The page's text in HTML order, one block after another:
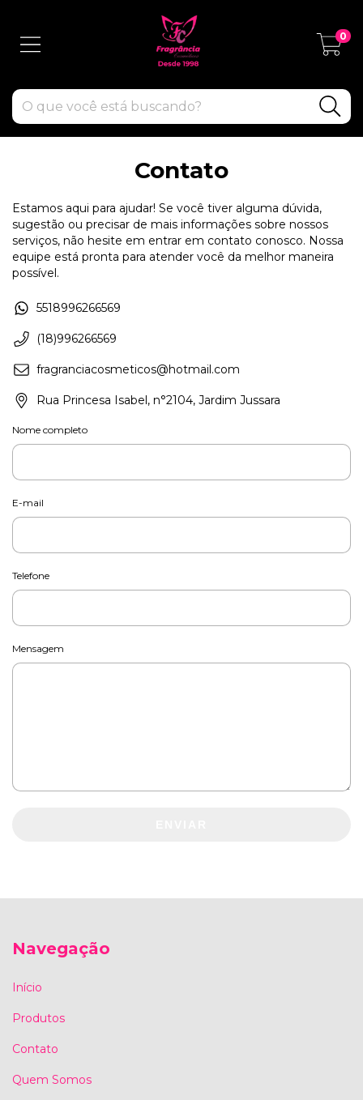
0
Contato
Estamos aqui para ajudar! Se você tiver alguma dúvida,
sugestão ou precisar de mais informações sobre nossos
serviços, não hesite em entrar em contato conosco. Nossa
equipe está pronta para atender você da melhor maneira
possível.
5518996266569
(18)996266569
fragranciacosmeticos@hotmail.com
Rua Princesa Isabel, n°2104, Jardim Jussara
Nome completo
E-mail
Telefone
Mensagem
Navegação
Início
Produtos
Contato
Quem Somos